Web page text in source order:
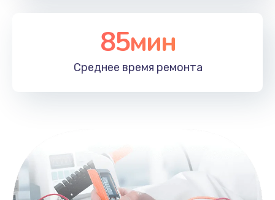
85мин
Среднее время ремонта